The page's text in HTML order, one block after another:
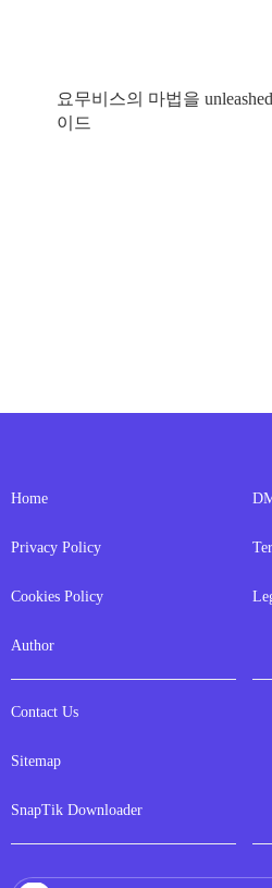
요무비스의 마법을
이드
Home
Privacy Policy
Cookies Policy
Author
Contact Us
Sitemap
SnapTik Downloader